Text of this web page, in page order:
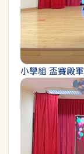
小學組 盃賽殿軍